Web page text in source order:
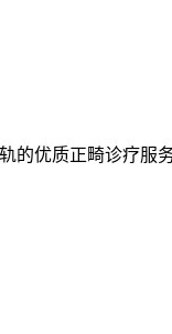
的优质正畸诊疗服